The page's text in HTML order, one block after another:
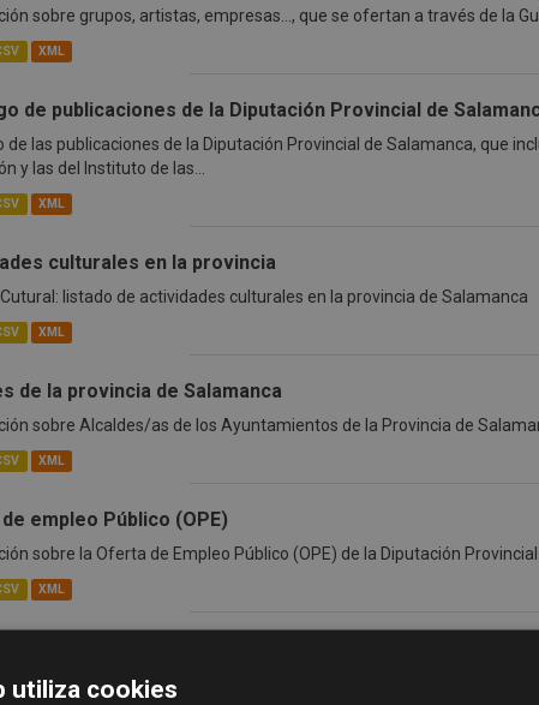
sobre grupos, artistas, empresas..., que se ofertan a través de la
XML
de publicaciones de la Diputación Provincial de
de las publicaciones de la Diputación Provincial de Salamanca, que
y las del Instituto de las...
XML
culturales en la provincia
listado de actividades culturales en la provincia de Salamanca
XML
de la provincia de Salamanca
sobre Alcaldes/as de los Ayuntamientos de la Provincia de
XML
empleo Público (OPE)
sobre la Oferta de Empleo Público (OPE) de la Diputación
XML
sobre Entidades Locales de la Provincia de Salamanca. Contiene
utiliza cookies